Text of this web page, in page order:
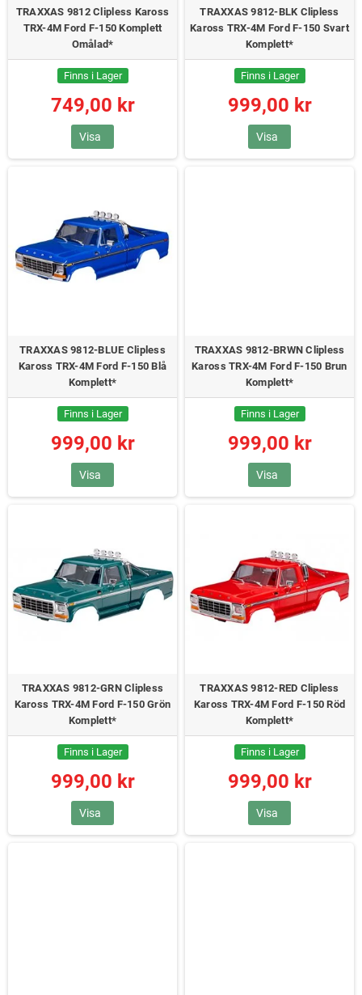
TRAXXAS 9812 Clipless Kaross
TRX-4M Ford F-150 Komplett
Omålad*
Finns i Lager
749,00 kr
Visa
TRAXXAS 9812-BLK Clipless
Kaross TRX-4M Ford F-150 Svart
Komplett*
Finns i Lager
999,00 kr
Visa
TRAXXAS 9812-BLUE Clipless
Kaross TRX-4M Ford F-150 Blå
Komplett*
Finns i Lager
999,00 kr
Visa
TRAXXAS 9812-BRWN Clipless
Kaross TRX-4M Ford F-150 Brun
Komplett*
Finns i Lager
999,00 kr
Visa
TRAXXAS 9812-GRN Clipless
Kaross TRX-4M Ford F-150 Grön
Komplett*
Finns i Lager
999,00 kr
Visa
TRAXXAS 9812-RED Clipless
Kaross TRX-4M Ford F-150 Röd
Komplett*
Finns i Lager
999,00 kr
Visa